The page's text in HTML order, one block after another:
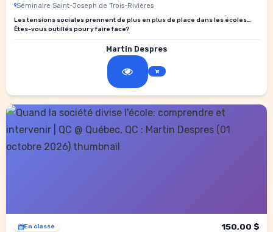
Séminaire Saint-Joseph de Trois-Rivières
Les tensions sociales prennent de plus en plus de place dans les écoles…
Êtes-vous outillés pour y faire face?
Martin Despres
En classe
150,00 $